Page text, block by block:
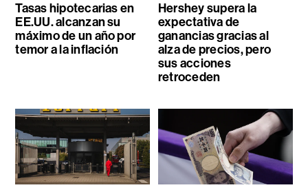
Tasas hipotecarias en
EE.UU. alcanzan su
máximo de un año por
temor a la inflación
Hershey supera la
expectativa de
ganancias gracias al
alza de precios, pero
sus acciones
retroceden